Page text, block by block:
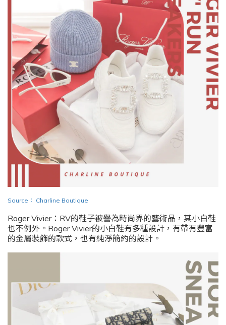
Source ： Charline Boutique
Roger Vivier：RV的鞋子被譽為時尚界的藝術品，其小白鞋
也不例外。Roger Vivier的小白鞋有多種設計，有帶有豐富
的金屬裝飾的款式，也有純淨簡約的設計。